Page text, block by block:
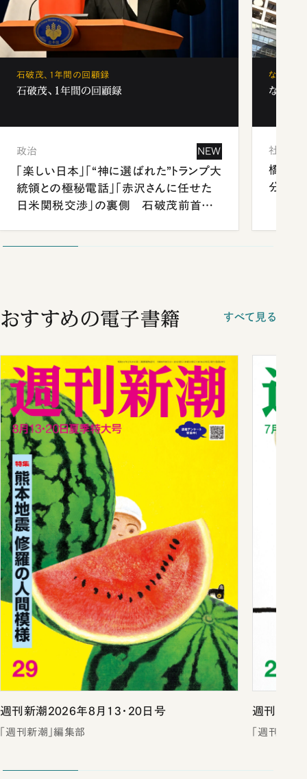
石破茂、1年間の回顧録
石破茂、1年間の回顧録
政治 NEW
「楽しい日本」「“神に選ばれた”トランプ大
統領との極秘電話」「赤沢さんに任せた
日米関税交渉」の裏側 石破茂前首相
なぜ「フ
なぜ「
社会
橋本愛
分 佐
おすすめの電子書籍 すべて見る
週刊新潮2026年8月13・20日号
「週刊新潮」編集部
週刊新潮
「週刊新潮